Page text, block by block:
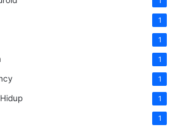
1
1
1
1
1
1